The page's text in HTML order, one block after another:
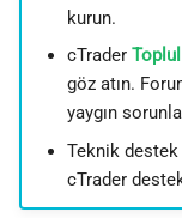
kurun.
cTrader
göz atın.
yaygın
Teknik
cTrader